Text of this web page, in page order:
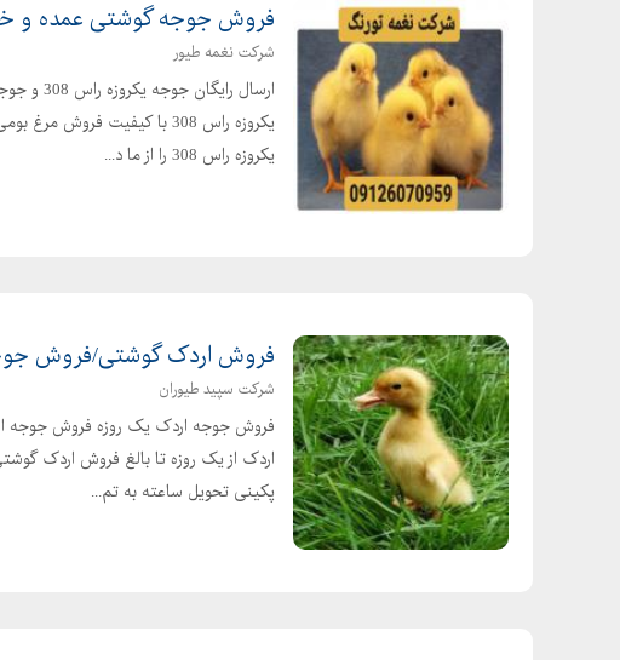
فروش جوجه گوشتی عمده و
شرکت نغمه طیور
ارسال
یکروزه راس 308 با کیفیت
یکروزه راس 308 را از ما د...
فروش اردک گوشتی/فروش جوجه اردک
شرکت سپید طیوران
فروش جوجه اردک یک روزه فروش جوجه
اردک از یک روزه تا بالغ فروش اردک
پکینی تحویل ساعته به تم...